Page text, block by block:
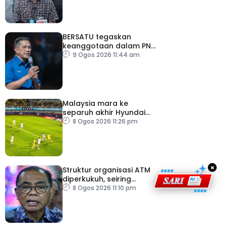
BERSATU tegaskan
keanggotaan dalam PN
masih sah
9 Ogos 2026 11:44 am
Malaysia mara ke
separuh akhir Hyundai
ASEAN Cup
8 Ogos 2026 11:26 pm
Struktur organisasi ATM
diperkukuh, seiring
pemodenan aset
8 Ogos 2026 11:10 pm
×